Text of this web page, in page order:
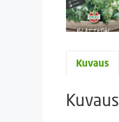
Kuvaus
Kuvaus